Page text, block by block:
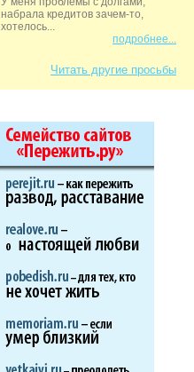
набрала кредитов зачем-то,
хотелось...
подробнее...
Читать другие просьбы